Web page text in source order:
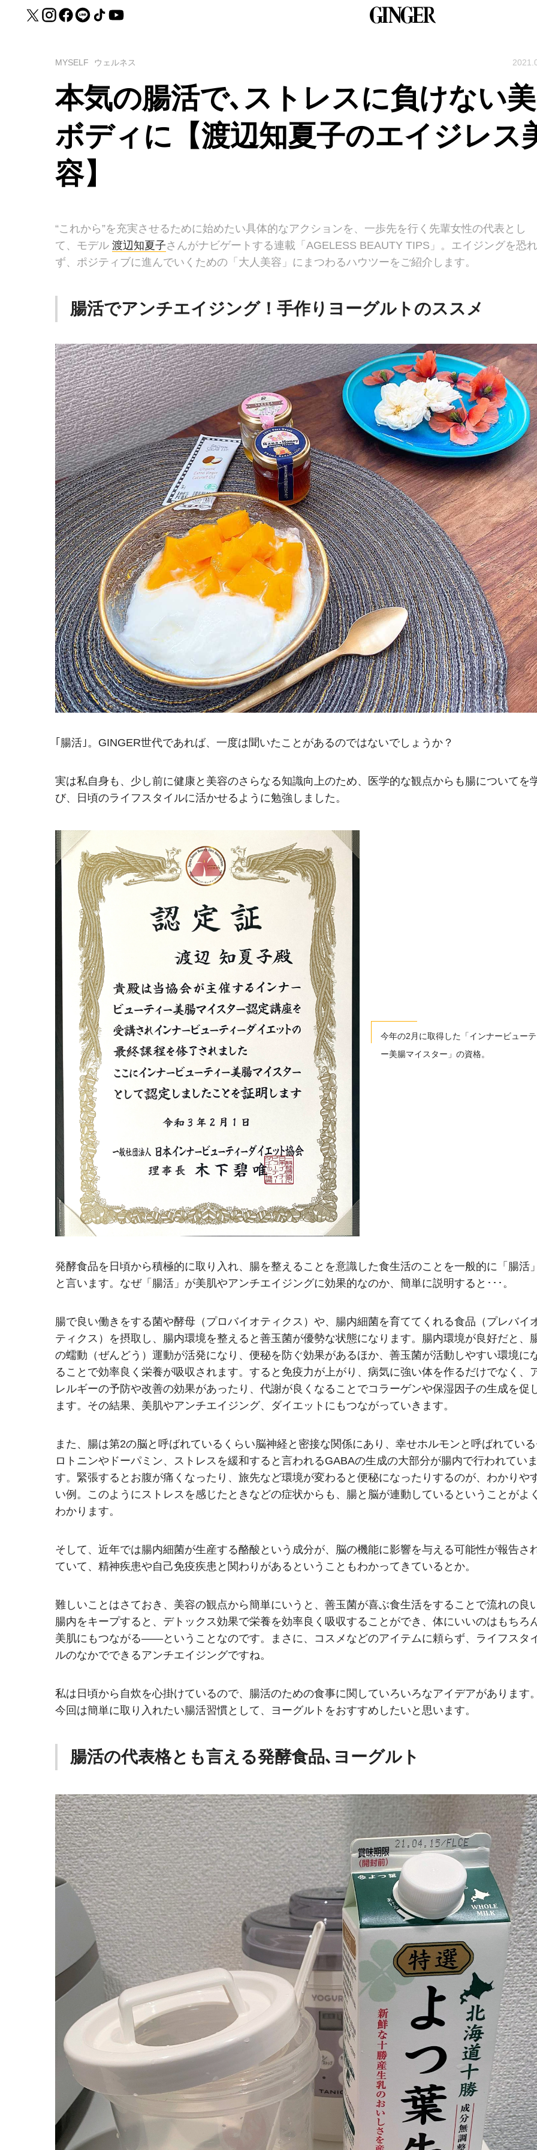
MYSELF ウェルネス
本気の腸活で､ストレスに負けない美
ボディに【渡辺知夏子のエイジレス
容】
“これから”を充実させるために始めたい具体的なアクションを、一歩先を行く先輩女性の代表とし
て、モデル 渡辺知夏子さんがナビゲートする連載「AGELESS BEAUTY TIPS」。エイジングを恐れ
ず、ポジティブに進んでいくための「大人美容」にまつわるハウツーをご紹介します。
腸活でアンチエイジング！手作りヨーグルトのススメ
｢腸活｣。GINGER世代であれば、一度は聞いたことがあるのではないでしょうか？
実は私自身も、少し前に健康と美容のさらなる知識向上のため、医学的な観点からも腸についてを
び、日頃のライフスタイルに活かせるように勉強しました。
今年の2月に取得した「インナービューテ
ー美腸マイスター」の資格。
発酵食品を日頃から積極的に取り入れ、腸を整えることを意識した食生活のことを一般的に「腸活」
と言います。なぜ「腸活」が美肌やアンチエイジングに効果的なのか、簡単に説明すると･･･。
腸で良い働きをする菌や酵母（プロバイオティクス）や、腸内細菌を育ててくれる食品（プレバイ
ティクス）を摂取し、腸内環境を整えると善玉菌が優勢な状態になります。腸内環境が良好だと、
の蠕動（ぜんどう）運動が活発になり、便秘を防ぐ効果があるほか、善玉菌が活動しやすい環境に
ることで効率良く栄養が吸収されます。すると免疫力が上がり、病気に強い体を作るだけでなく、
レルギーの予防や改善の効果があったり、代謝が良くなることでコラーゲンや保湿因子の生成を促
ます。その結果、美肌やアンチエイジング、ダイエットにもつながっていきます。
また、腸は第2の脳と呼ばれているくらい脳神経と密接な関係にあり、幸せホルモンと呼ばれている
ロトニンやドーパミン、ストレスを緩和すると言われるGABAの生成の大部分が腸内で行われていま
す。緊張するとお腹が痛くなったり、旅先など環境が変わると便秘になったりするのが、わかりや
い例。このようにストレスを感じたときなどの症状からも、腸と脳が連動しているということがよく
わかります。
そして、近年では腸内細菌が生産する酪酸という成分が、脳の機能に影響を与える可能性が報告さ
ていて、精神疾患や自己免疫疾患と関わりがあるということもわかってきているとか。
難しいことはさておき、美容の観点から簡単にいうと、善玉菌が喜ぶ食生活をすることで流れの良
腸内をキープすると、デトックス効果で栄養を効率良く吸収することができ、体にいいのはもちろ
美肌にもつながる――ということなのです。まさに、コスメなどのアイテムに頼らず、ライフスタ
ルのなかでできるアンチエイジングですね。
私は日頃から自炊を心掛けているので、腸活のための食事に関していろいろなアイデアがあります。
今回は簡単に取り入れたい腸活習慣として、ヨーグルトをおすすめしたいと思います。
腸活の代表格とも言える発酵食品､ヨーグルト